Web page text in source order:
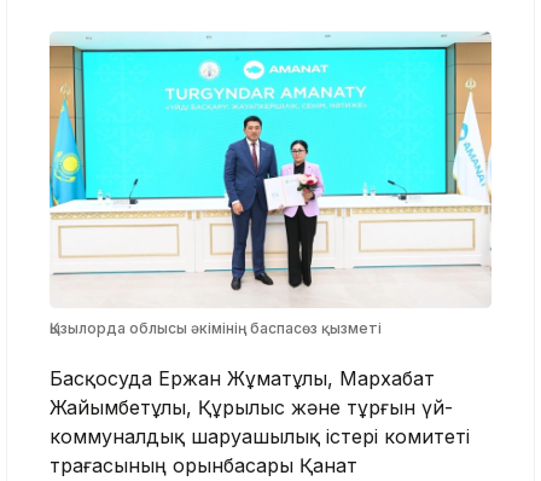
Қызылорда облысы әкімінің баспасөз қызметі
Басқосуда Ержан Жұматұлы, Мархабат
Жайымбетұлы, Құрылыс және тұрғын үй-
коммуналдық шаруашылық істері комитеті
төрағасының орынбасары Қанат